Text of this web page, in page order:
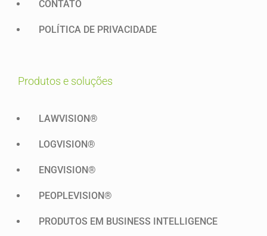
CONTATO
POLÍTICA DE PRIVACIDADE
produtos e soluções
LAWVISION®
LOGVISION®
ENGVISION®
PEOPLEVISION®
PRODUTOS EM BUSINESS INTELLIGENCE